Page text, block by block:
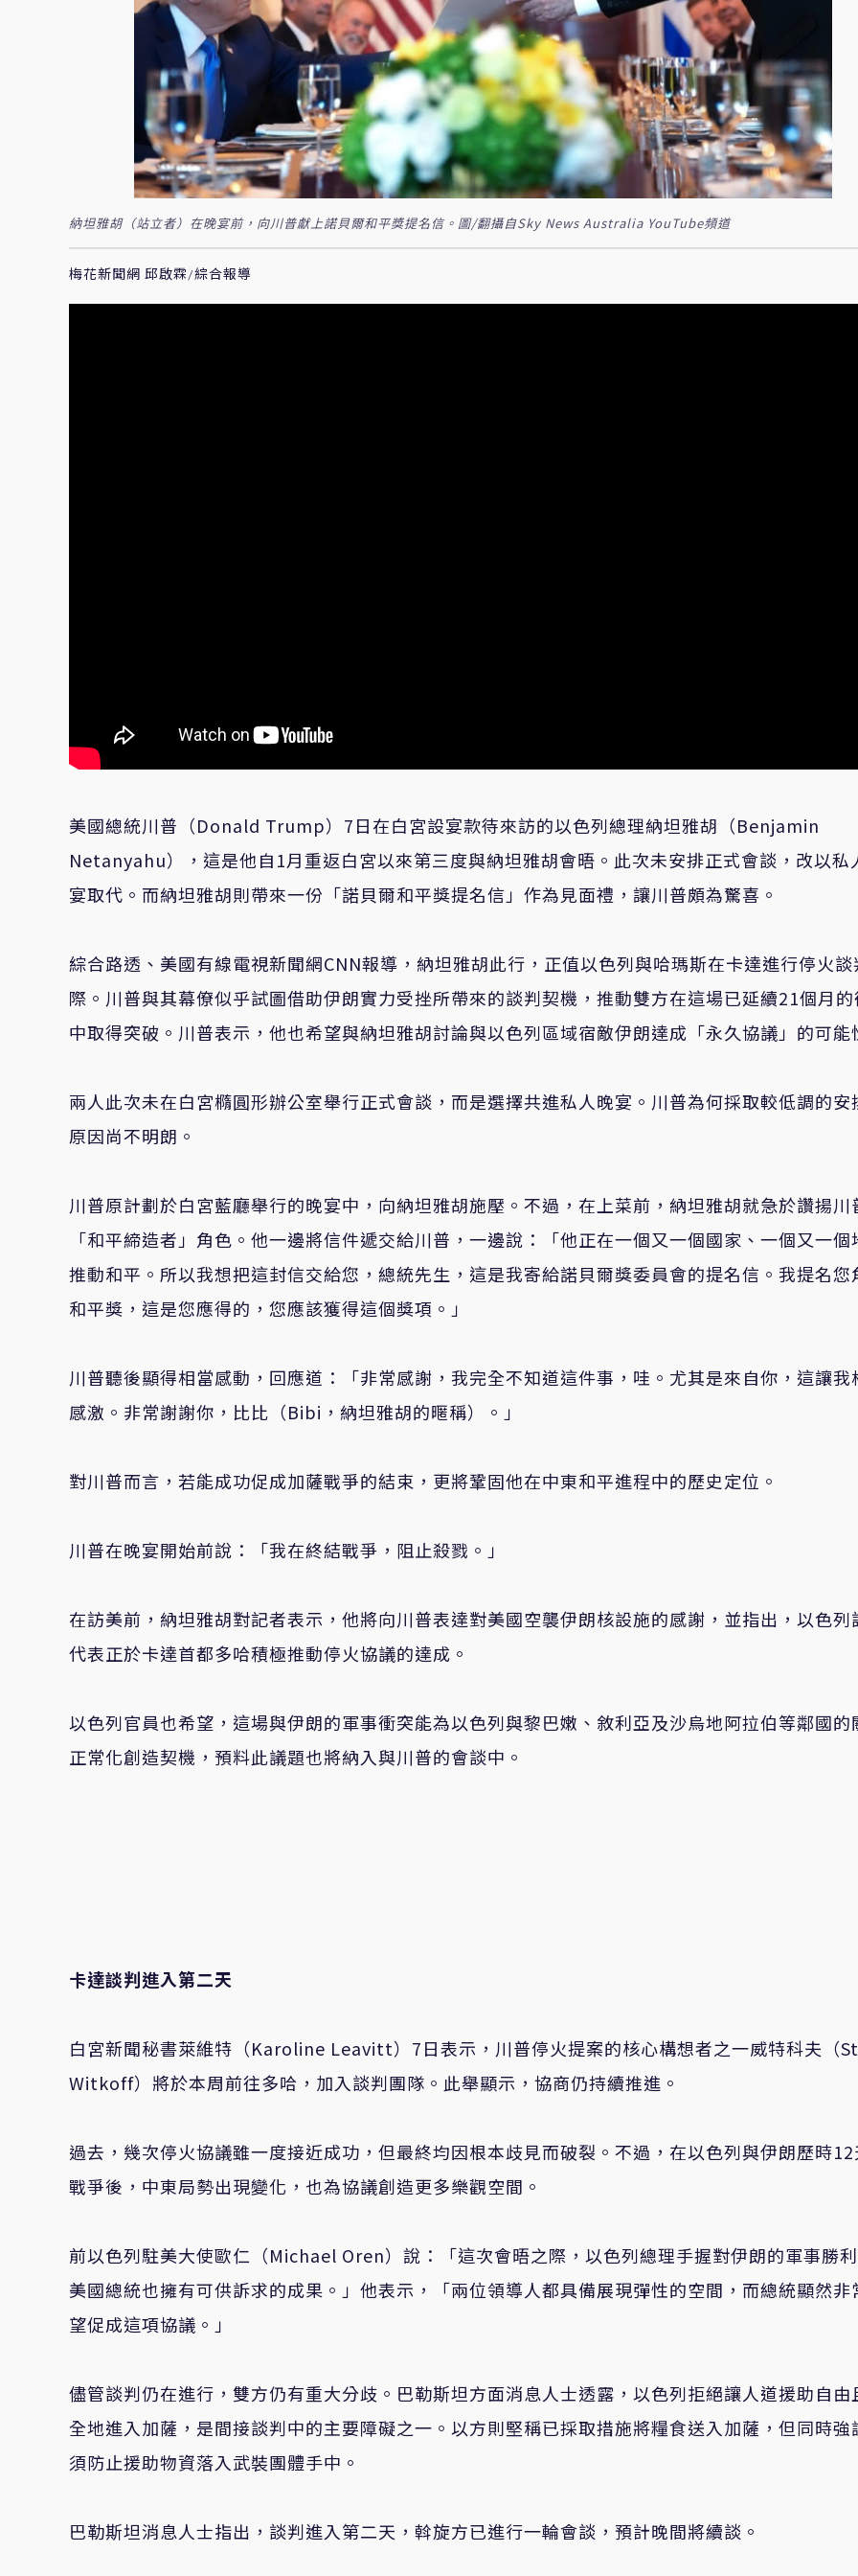
納坦雅胡（站立者）在晚宴前，向川普獻上諾貝爾和平獎提名信。圖/翻攝自Sky News Australia YouTube頻道
梅花新聞網 邱啟霖/綜合報導
美國總統川普（Donald Trump）7日在白宮設宴款待來訪的以色列總理納坦雅胡（Benjamin
Netanyahu），這是他自1月重返白宮以來第三度與納坦雅胡會晤。此次未安排正式會談，改以私
宴取代。而納坦雅胡則帶來一份「諾貝爾和平獎提名信」作為見面禮，讓川普頗為驚喜。
綜合路透、美國有線電視新聞網CNN報導，納坦雅胡此行，正值以色列與哈瑪斯在卡達進行停火談
際。川普與其幕僚似乎試圖借助伊朗實力受挫所帶來的談判契機，推動雙方在這場已延續21個月的
中取得突破。川普表示，他也希望與納坦雅胡討論與以色列區域宿敵伊朗達成「永久協議」的可能
兩人此次未在白宮橢圓形辦公室舉行正式會談，而是選擇共進私人晚宴。川普為何採取較低調的安
原因尚不明朗。
川普原計劃於白宮藍廳舉行的晚宴中，向納坦雅胡施壓。不過，在上菜前，納坦雅胡就急於讚揚川
「和平締造者」角色。他一邊將信件遞交給川普，一邊說：「他正在一個又一個國家、一個又一個
推動和平。所以我想把這封信交給您，總統先生，這是我寄給諾貝爾獎委員會的提名信。我提名您
和平獎，這是您應得的，您應該獲得這個獎項。」
川普聽後顯得相當感動，回應道：「非常感謝，我完全不知道這件事，哇。尤其是來自你，這讓我
感激。非常謝謝你，比比（Bibi，納坦雅胡的暱稱）。」
對川普而言，若能成功促成加薩戰爭的結束，更將鞏固他在中東和平進程中的歷史定位。
川普在晚宴開始前說：「我在終結戰爭，阻止殺戮。」
在訪美前，納坦雅胡對記者表示，他將向川普表達對美國空襲伊朗核設施的感謝，並指出，以色列
代表正於卡達首都多哈積極推動停火協議的達成。
以色列官員也希望，這場與伊朗的軍事衝突能為以色列與黎巴嫩、敘利亞及沙烏地阿拉伯等鄰國的
正常化創造契機，預料此議題也將納入與川普的會談中。
卡達談判進入第二天
白宮新聞秘書萊維特（Karoline Leavitt）7日表示，川普停火提案的核心構想者之一威特科夫（
Witkoff）將於本周前往多哈，加入談判團隊。此舉顯示，協商仍持續推進。
過去，幾次停火協議雖一度接近成功，但最終均因根本歧見而破裂。不過，在以色列與伊朗歷時12
戰爭後，中東局勢出現變化，也為協議創造更多樂觀空間。
前以色列駐美大使歐仁（Michael Oren）說：「這次會晤之際，以色列總理手握對伊朗的軍事勝
美國總統也擁有可供訴求的成果。」他表示，「兩位領導人都具備展現彈性的空間，而總統顯然非
望促成這項協議。」
儘管談判仍在進行，雙方仍有重大分歧。巴勒斯坦方面消息人士透露，以色列拒絕讓人道援助自由
全地進入加薩，是間接談判中的主要障礙之一。以方則堅稱已採取措施將糧食送入加薩，但同時強
須防止援助物資落入武裝團體手中。
巴勒斯坦消息人士指出，談判進入第二天，斡旋方已進行一輪會談，預計晚間將續談。